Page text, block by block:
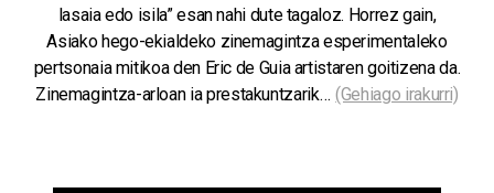
lasaia edo isila” esan nahi dute tagaloz. Horrez gain,
Asiako hego-ekialdeko zinemagintza esperimentaleko
pertsonaia mitikoa den Eric de Guia artistaren goitizena da.
Zinemagintza-arloan ia prestakuntzarik… (Gehiago irakurri)